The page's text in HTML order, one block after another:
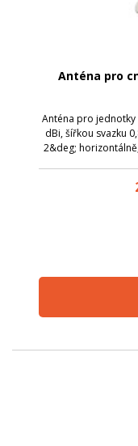
Anténa pro
Anténa pro jednotky
dBi, šířkou svazku
2&deg;